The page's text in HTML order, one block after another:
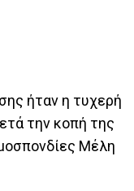
ήταν η τυχερή
την κοπή της
Μέλη